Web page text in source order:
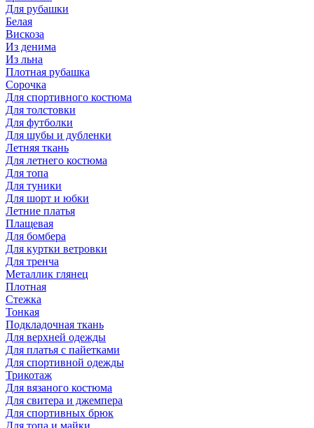
Для рубашки
Белая
Вискоза
Из денима
Из льна
Плотная рубашка
Сорочка
Для спортивного костюма
Для толстовки
Для футболки
Для шубы и дубленки
Летняя ткань
Для летнего костюма
Для топа
Для туники
Для шорт и юбки
Летние платья
Плащевая
Для бомбера
Для куртки ветровки
Для тренча
Металлик глянец
Плотная
Стежка
Тонкая
Подкладочная ткань
Для верхней одежды
Для платья с пайетками
Для спортивной одежды
Трикотаж
Для вязаного костюма
Для свитера и джемпера
Для спортивных брюк
Для топа и майки